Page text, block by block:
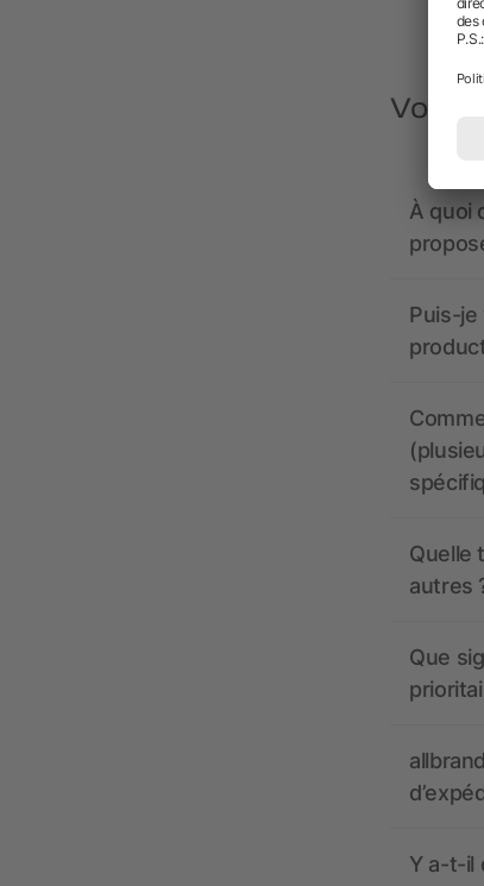
Vous
À quoi
Puis-
Quelle
autres
Que
Y a-t-il